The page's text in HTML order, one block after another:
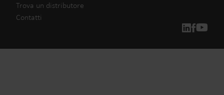
Trova un distributore
Contatti